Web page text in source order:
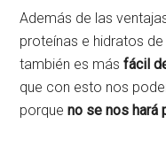
Además de las
proteínas e hidratos
también es másfácil
que con esto nos
porqueno se nos hará